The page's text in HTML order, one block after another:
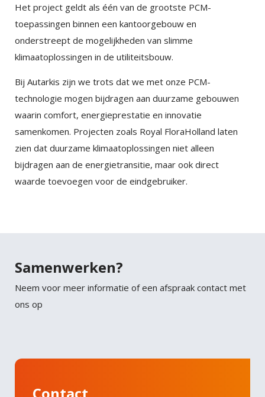
Het project geldt als één van de grootste PCM-
toepassingen binnen een kantoorgebouw en
onderstreept de mogelijkheden van slimme
klimaatoplossingen in de utiliteitsbouw.
Bij Autarkis zijn we trots dat we met onze PCM-
technologie mogen bijdragen aan duurzame gebouwen
waarin comfort, energieprestatie en innovatie
samenkomen. Projecten zoals Royal FloraHolland laten
zien dat duurzame klimaatoplossingen niet alleen
bijdragen aan de energietransitie, maar ook direct
waarde toevoegen voor de eindgebruiker.
Samenwerken?
Neem voor meer informatie of een afspraak contact met
ons op
Contact